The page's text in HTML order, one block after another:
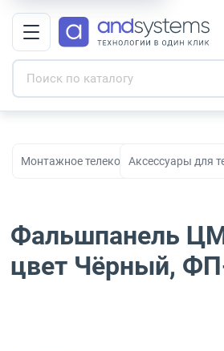
Монтажное телекоммуникационное
Аксессуары для
Фальшпанель
цвет Чёрный,